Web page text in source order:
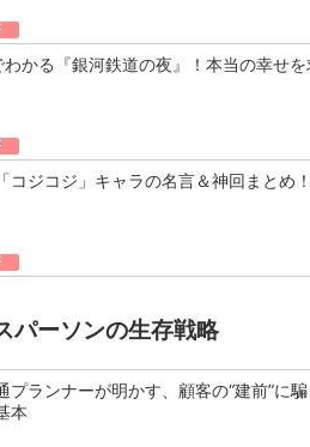
かる『銀河鉄道の夜』！本当の幸せを
コジコジ」キャラの名言＆神回まとめ
パーソンの生存戦略
プランナーが明かす、顧客の“建前”に
本